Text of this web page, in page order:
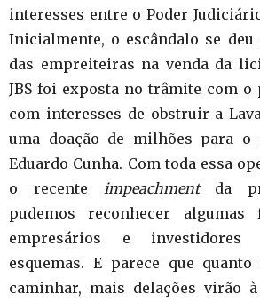
interesses entre o Poder
Inicialmente, o escândalo se
das empreiteiras na venda da
JBS foi exposta no trâmite com o
com interesses de obstruir a
uma doação de milhões para o
Eduardo Cunha. Com toda essa
o recente
impeachmentda
pudemos reconhecer algumas
empresários e investidores
esquemas. E parece que
caminhar, mais delações virão